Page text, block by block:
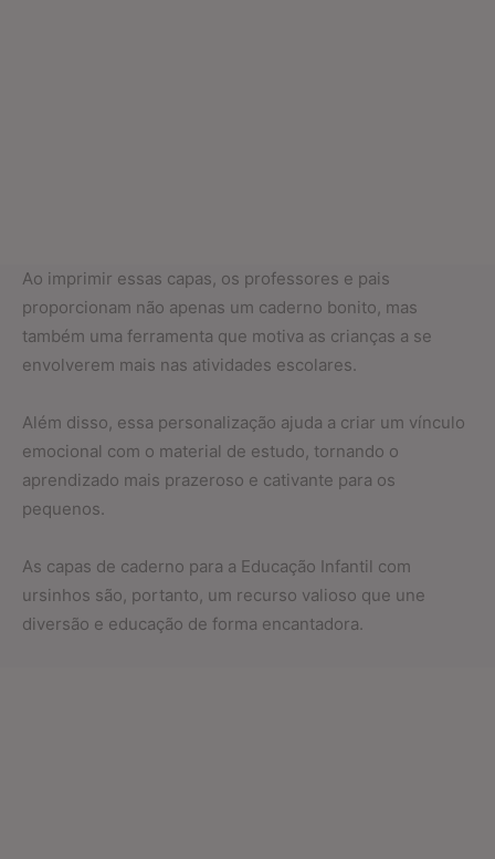
Ao imprimir essas capas, os professores e pais
proporcionam não apenas um caderno bonito, mas
também uma ferramenta que motiva as crianças a se
envolverem mais nas atividades escolares.
Além disso, essa personalização ajuda a criar um vínculo
emocional com o material de estudo, tornando o
aprendizado mais prazeroso e cativante para os
pequenos.
As capas de caderno para a Educação Infantil com
ursinhos são, portanto, um recurso valioso que une
diversão e educação de forma encantadora.